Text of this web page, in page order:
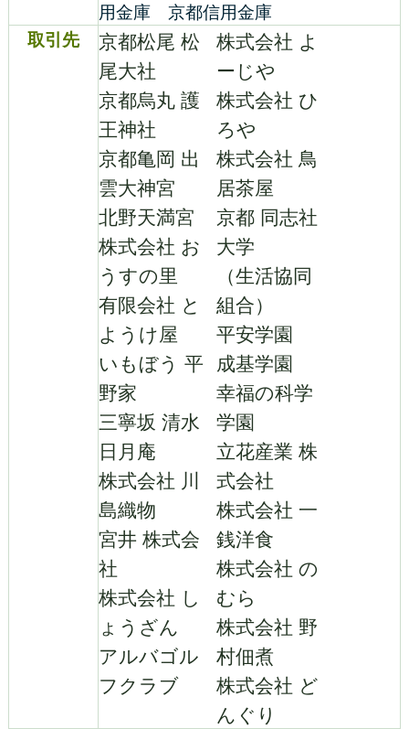
用金庫 京都信用金庫
取引先
京都松尾 松
尾大社
京都烏丸 護
王神社
京都亀岡 出
雲大神宮
北野天満宮
株式会社 お
うすの里
有限会社 と
ようけ屋
いもぼう 平
野家
三寧坂 清水
日月庵
株式会社 川
島織物
宮井 株式会
社
株式会社 し
ょうざん
アルバゴル
フクラブ
株式会社 よ
ーじや
株式会社 ひ
ろや
株式会社 鳥
居茶屋
京都 同志社
大学
（生活協同
組合）
平安学園
成基学園
幸福の科学
学園
立花産業 株
式会社
株式会社 一
銭洋食
株式会社 の
むら
株式会社 野
村佃煮
株式会社 ど
んぐり